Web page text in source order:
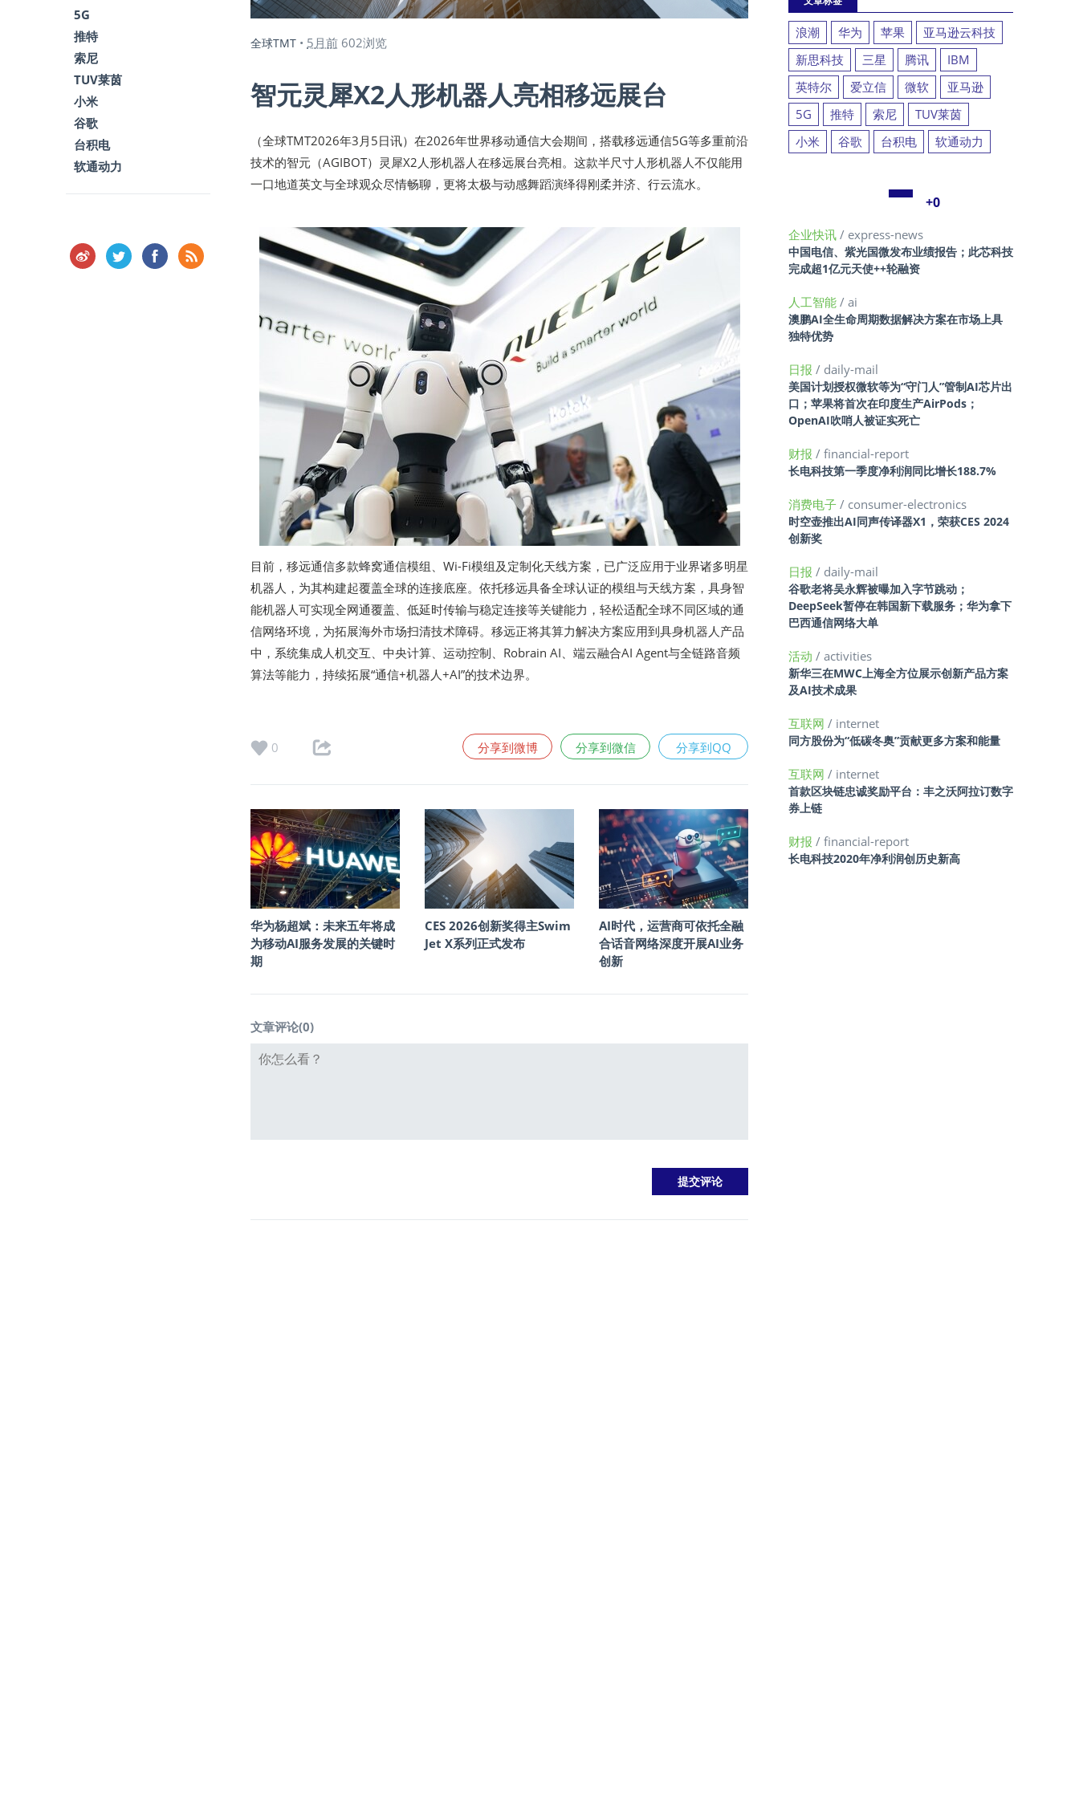
全球TMT • 5月前 602浏览
智元灵犀X2人形机器人亮相移远展台
（全球TMT2026年3月5日讯）在2026年世界移动通信大会期间，搭载移远通信5G等多重前沿
技术的智元（AGIBOT）灵犀X2人形机器人在移远展台亮相。这款半尺寸人形机器人不仅能用
一口地道英文与全球观众尽情畅聊，更将太极与动感舞蹈演绎得刚柔并济、行云流水。
目前，移远通信多款蜂窝通信模组、Wi-Fi模组及定制化天线方案，已广泛应用于业界诸多明星
机器人，为其构建起覆盖全球的连接底座。依托移远具备全球认证的模组与天线方案，具身智
能机器人可实现全网通覆盖、低延时传输与稳定连接等关键能力，轻松适配全球不同区域的通
信网络环境，为拓展海外市场扫清技术障碍。移远正将其算力解决方案应用到具身机器人产品
中，系统集成人机交互、中央计算、运动控制、Robrain AI、端云融合AI Agent与全链路音频
算法等能力，持续拓展“通信+机器人+AI”的技术边界。
0 分享到微博 分享到微信 分享到QQ
华为杨超斌：未来五年将成
为移动AI服务发展的关键时
期
CES 2026创新奖得主Swim
Jet X系列正式发布
AI时代，运营商可依托全融
合话音网络深度开展AI业务
创新
文章评论(0)
5G
推特
索尼
TUV莱茵
小米
谷歌
台积电
软通动力
浪潮 华为 苹果
亚马逊云科技
新思科技
三星 腾讯
IBM
英特尔
爱立信 微软
亚马逊
5G
推特 索尼
TUV莱茵
小米
谷歌 台积电 软通动力
+0
企业快讯 / express-news
中国电信、紫光国微发布业绩报告；此芯科技
完成超1亿元天使++轮融资
人工智能 / ai
澳鹏AI全生命周期数据解决方案在市场上具
独特优势
日报 / daily-mail
美国计划授权微软等为“守门人”管制AI芯片出
口；苹果将首次在印度生产AirPods；
OpenAI吹哨人被证实死亡
财报 / financial-report
长电科技第一季度净利润同比增长188.7%
消费电子 / consumer-electronics
时空壶推出AI同声传译器X1，荣获CES 2024
创新奖
日报 / daily-mail
谷歌老将吴永辉被曝加入字节跳动；
DeepSeek暂停在韩国新下载服务；华为拿下
巴西通信网络大单
活动 / activities
新华三在MWC上海全方位展示创新产品方案
及AI技术成果
互联网 / internet
同方股份为“低碳冬奥”贡献更多方案和能量
互联网 / internet
首款区块链忠诚奖励平台：丰之沃阿拉订数字
券上链
财报 / financial-report
长电科技2020年净利润创历史新高